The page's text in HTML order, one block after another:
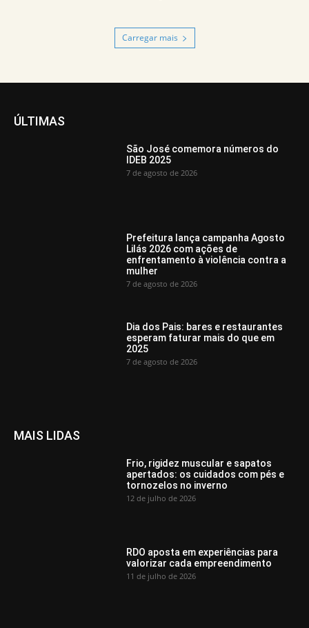
Carregar mais
ÚLTIMAS
São José comemora números do
IDEB 2025
7 de agosto de 2026
Prefeitura lança campanha Agosto
Lilás 2026 com ações de
enfrentamento à violência contra a
mulher
7 de agosto de 2026
Dia dos Pais: bares e restaurantes
esperam faturar mais do que em
2025
7 de agosto de 2026
MAIS LIDAS
Frio, rigidez muscular e sapatos
apertados: os cuidados com pés e
tornozelos no inverno
12 de julho de 2026
RDO aposta em experiências para
valorizar cada empreendimento
11 de julho de 2026